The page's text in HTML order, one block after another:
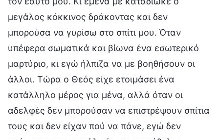
μεγάλος κόκκινος δράκοντας και δεν
μπορούσα να γυρίσω στο σπίτι μου. Όταν
υπέφερα σωματικά και βίωνα ένα εσωτερικό
μαρτύριο, κι εγώ ήλπιζα να με βοηθήσουν οι
άλλοι. Τώρα ο Θεός είχε ετοιμάσει ένα
κατάλληλο μέρος για μένα, αλλά όταν οι
αδελφές δεν μπορούσαν να επιστρέψουν σπίτια
τους και δεν είχαν πού να πάνε, εγώ δεν